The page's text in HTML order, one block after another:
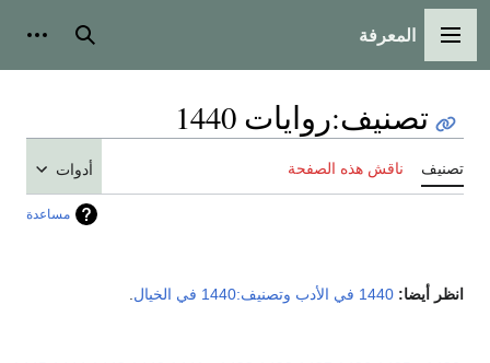
الرئيسية
المعرفة بحث أدوات
تصنيف:روايات 1440
ناقش هذه الصفحة
مساعدة
أيضا: 1440 في الأدب وتصنيف:1440 في الخيال .